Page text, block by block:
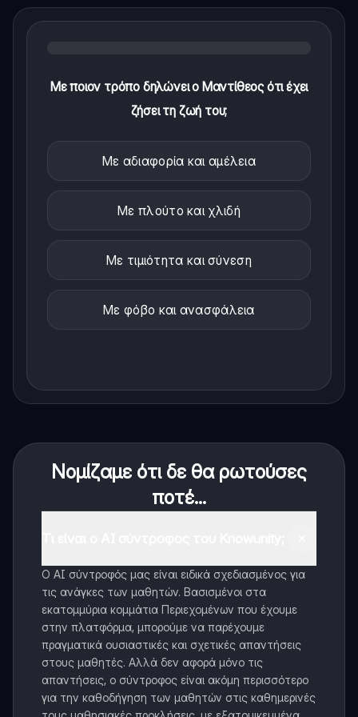
Με ποιον τρόπο δηλώνει ο Μαντίθεος ότι έχει
ζήσει τη ζωή του;
Με αδιαφορία και αμέλεια
Με πλούτο και χλιδή
Με τιμιότητα και σύνεση
Με φόβο και ανασφάλεια
Νομίζαμε ότι δε θα ρωτούσες
ποτέ...
Ο AI σύντροφός μας είναι ειδικά σχεδιασμένος για
τις ανάγκες των μαθητών. Βασισμένοι στα
εκατομμύρια κομμάτια Περιεχομένων που έχουμε
στην πλατφόρμα, μπορούμε να παρέχουμε
πραγματικά ουσιαστικές και σχετικές απαντήσεις
στους μαθητές. Αλλά δεν αφορά μόνο τις
απαντήσεις, ο σύντροφος είναι ακόμη περισσότερο
για την καθοδήγηση των μαθητών στις καθημερινές